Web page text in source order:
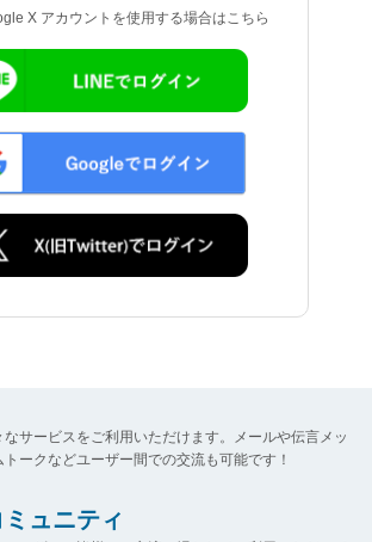
X アカウントを使用する場合はこちら
なサービスをご利用いただけます。メールや伝言メッ
ークなどユーザー間での交流も可能です！
ュニティ